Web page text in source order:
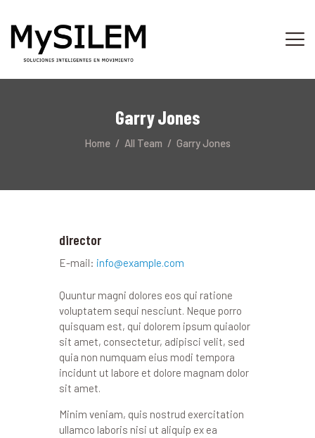
Garry Jones
Home All Team Garry Jones
INICIO
TIENDA
director
E-mail: info@example.com
Quuntur magni dolores eos qui ratione
voluptatem sequi nesciunt. Neque porro
quisquam est, qui dolorem ipsum quiaolor
sit amet, consectetur, adipisci velit, sed
quia non numquam eius modi tempora
incidunt ut labore et dolore magnam dolor
sit amet.
Minim veniam, quis nostrud exercitation
ullamco laboris nisi ut aliquip ex ea